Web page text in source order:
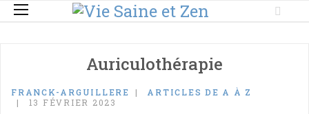
Auriculothérapie
FRANCK-ARGUILLERE
ARTICLES DE A À Z
13 FÉVRIER 2023